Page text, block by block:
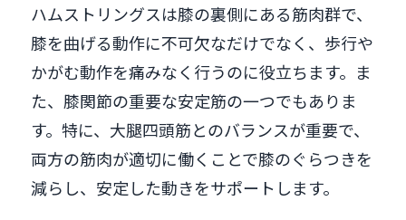
ハムストリングスは膝の裏側にある筋肉群で、
膝を曲げる動作に不可欠なだけでなく、歩行や
かがむ動作を痛みなく行うのに役立ちます。ま
た、膝関節の重要な安定筋の一つでもありま
す。特に、大腿四頭筋とのバランスが重要で、
両方の筋肉が適切に働くことで膝のぐらつきを
減らし、安定した動きをサポートします。